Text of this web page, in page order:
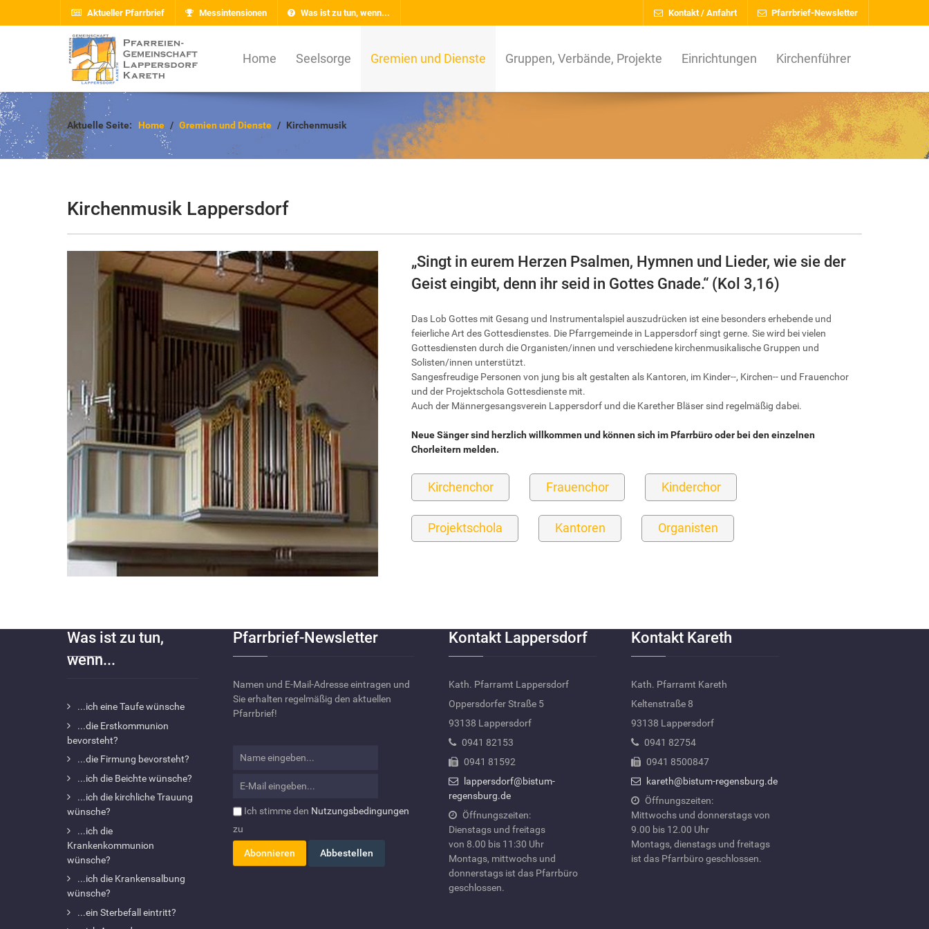
Aktueller Pfarrbrief Messintensionen Was ist zu tun, wenn... Kontakt / Anfahrt Pfarrbrief-Newsletter
Home Seelsorge Gremien und Dienste Gruppen, Verbände, Projekte Einrichtungen Kirchenführer
Aktuelle Seite: Home Gremien und Dienste Kirchenmusik
Kirchenmusik Lappersdorf
„Singt in eurem Herzen Psalmen, Hymnen und Lieder, wie sie der
Geist eingibt, denn ihr seid in Gottes Gnade.“ (Kol 3,16)
Das Lob Gottes mit Gesang und Instrumentalspiel auszudrücken ist eine besonders erhebende und
feierliche Art des Gottesdienstes. Die Pfarrgemeinde in Lappersdorf singt gerne. Sie wird bei vielen
Gottesdiensten durch die Organisten/innen und verschiedene kirchenmusikalische Gruppen und
Solisten/innen unterstützt.
Sangesfreudige Personen von jung bis alt gestalten als Kantoren, im Kinder-­‐, Kirchen-­‐ und Frauenchor
und der Projektschola Gottesdienste mit.
Auch der Männergesangsverein Lappersdorf und die Karether Bläser sind regelmäßig dabei.
Neue Sänger sind herzlich willkommen und können sich im Pfarrbüro oder bei den einzelnen
Chorleitern melden.
Kirchenchor Frauenchor Kinderchor
Projektschola Kantoren Organisten
Was ist zu tun,
wenn...
...ich eine Taufe wünsche
...die Erstkommunion
bevorsteht?
...die Firmung bevorsteht?
...ich die Beichte wünsche?
...ich die kirchliche Trauung
wünsche?
...ich die
Krankenkommunion
wünsche?
...ich die Krankensalbung
wünsche?
...ein Sterbefall eintritt?
Pfarrbrief-Newsletter
Namen und E-Mail-Adresse eintragen und
Sie erhalten regelmäßig den aktuellen
Pfarrbrief!
Ich stimme den Nutzungsbedingungen
zu
Kontakt Lappersdorf
Kath. Pfarramt Lappersdorf
Oppersdorfer Straße 5
93138 Lappersdorf
0941 82153
0941 81592
lappersdorf@bistum-
regensburg.de
Öffnungszeiten:
Dienstags und freitags
von 8.00 bis 11:30 Uhr
Montags, mittwochs und
donnerstags ist das Pfarrbüro
geschlossen.
Kontakt Kareth
Kath. Pfarramt Kareth
Keltenstraße 8
93138 Lappersdorf
0941 82754
0941 8500847
kareth@bistum-regensburg.de
Öffnungszeiten:
Mittwochs und donnerstags von
9.00 bis 12.00 Uhr
Montags, dienstags und freitags
ist das Pfarrbüro geschlossen.